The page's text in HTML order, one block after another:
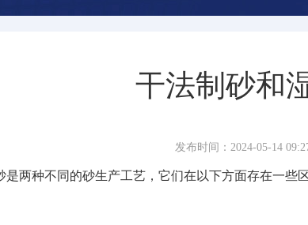
干法制砂和
发布时间：2024-05-14
是两种不同的砂生产工艺，它们在以下方面存在一些